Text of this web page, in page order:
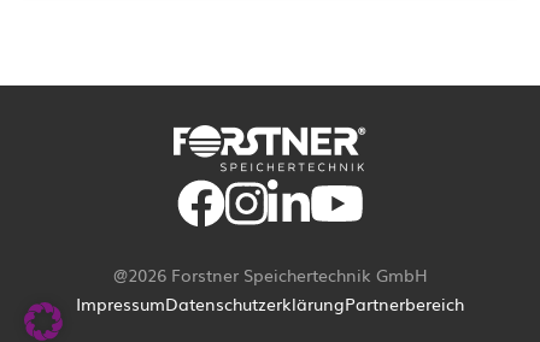
@2026 Forstner Speichertechnik GmbH
ImpressumDatenschutzerklärungPartnerbereich